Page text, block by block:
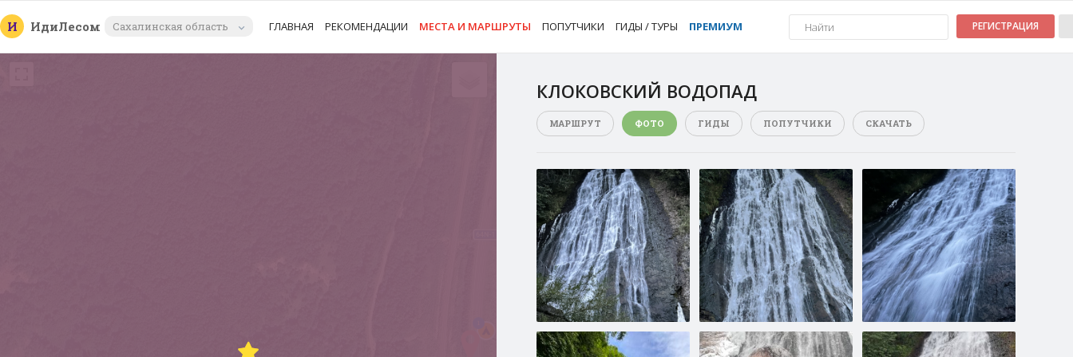
И ИдиЛесом Сахалинская область ГЛАВНАЯ РЕКОМЕНДАЦИИ МЕСТА И МАРШРУТЫ ПОПУТЧИКИ ГИДЫ / ТУРЫ ПРЕМИУМ РЕГИСТРАЦИЯ
КЛОКОВСКИЙ ВОДОПАД
МАРШРУТ ФОТО ГИДЫ ПОПУТЧИКИ СКАЧАТЬ